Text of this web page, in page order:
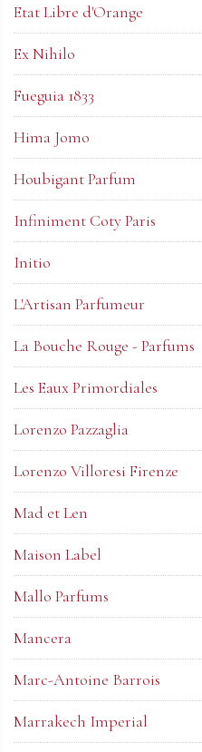
Etat Libre d'Orange
Ex Nihilo
Fueguia 1833
Hima Jomo
Houbigant Parfum
Infiniment Coty Paris
Initio
L'Artisan Parfumeur
La Bouche Rouge - Parfums
Les Eaux Primordiales
Lorenzo Pazzaglia
Lorenzo Villoresi Firenze
Mad et Len
Maison Label
Mallo Parfums
Mancera
Marc-Antoine Barrois
Marrakech Imperial